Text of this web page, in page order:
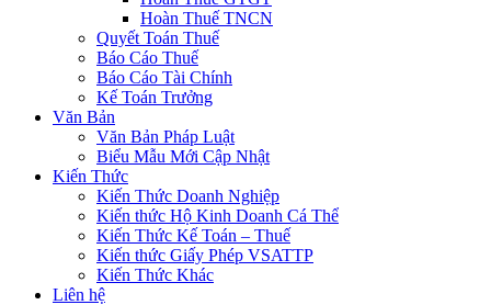
Hoàn Thuế TNCN
Quyết Toán Thuế
Báo Cáo Thuế
Báo Cáo Tài Chính
Kế Toán Trưởng
Văn Bản
Văn Bản Pháp Luật
Biểu Mẫu Mới Cập Nhật
Kiến Thức
Kiến Thức Doanh Nghiệp
Kiến thức Hộ Kinh Doanh Cá Thể
Kiến Thức Kế Toán – Thuế
Kiến thức Giấy Phép VSATTP
Kiến Thức Khác
Liên hệ